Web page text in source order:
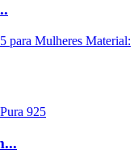
para Mulheres Material: